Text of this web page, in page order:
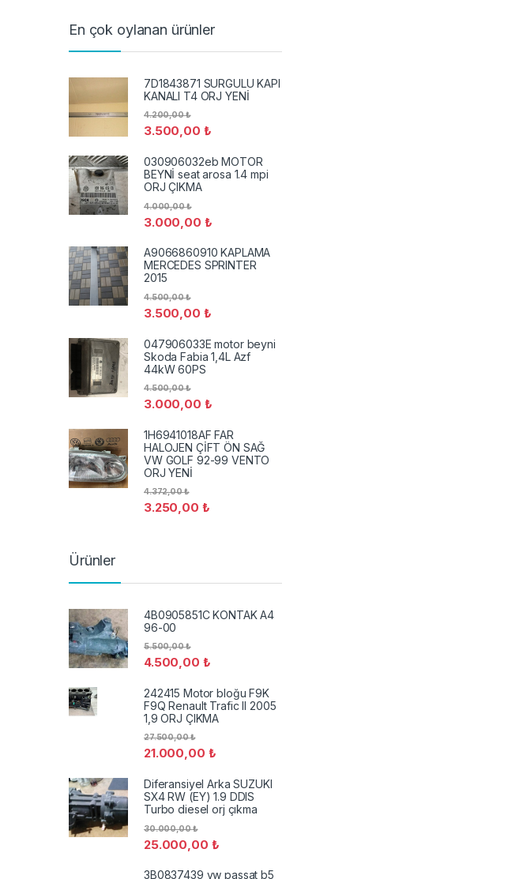
En çok oylanan ürünler
7D1843871 SURGULU KAPI
KANALI T4 ORJ YENİ
3.500,00 ₺
4.200,00₺
030906032eb MOTOR
BEYNİ seat arosa 1.4 mpi
ORJ ÇIKMA
3.000,00 ₺
4.000,00₺
A9066860910 KAPLAMA
MERCEDES SPRINTER
2015
3.500,00 ₺
4.500,00₺
047906033E motor beyni
Skoda Fabia 1,4L Azf
44kW 60PS
3.000,00 ₺
4.500,00₺
1H6941018AF FAR
HALOJEN ÇİFT ÖN SAĞ
VW GOLF 92-99 VENTO
ORJ YENİ
3.250,00 ₺
4.372,00₺
Ürünler
4B0905851C KONTAK A4
96-00
4.500,00 ₺
5.500,00₺
242415 Motor bloğu F9K
F9Q Renault Trafic II 2005
1,9 ORJ ÇIKMA
21.000,00 ₺
27.500,00₺
Diferansiyel Arka SUZUKI
SX4 RW (EY) 1.9 DDIS
Turbo diesel orj çıkma
25.000,00 ₺
30.000,00₺
3B0837439 vw passat b5